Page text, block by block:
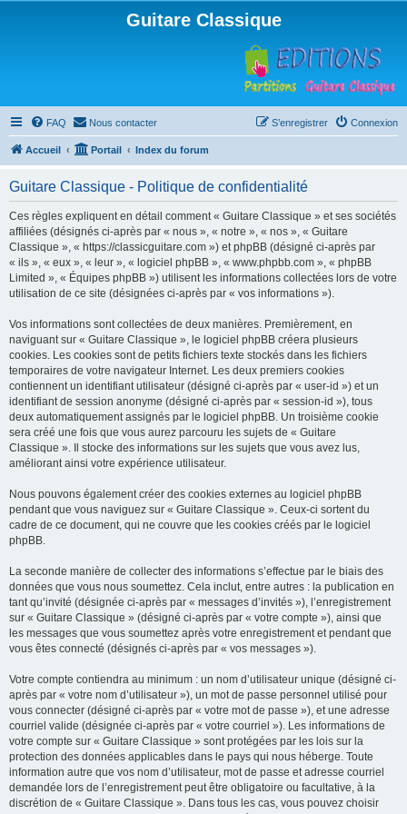
Guitare Classique
FAQ Nous contacter Connexion
S’enregistrer
Accueil Portail Index du forum
Guitare Classique - Politique de confidentialité
Ces règles expliquent en détail comment « Guitare Classique » et ses sociétés
affiliées (désignés ci-après par « nous », « notre », « nos », « Guitare
Classique », « https://classicguitare.com ») et phpBB (désigné ci-après par
« ils », « eux », « leur », « logiciel phpBB », « www.phpbb.com », « phpBB
Limited », « Équipes phpBB ») utilisent les informations collectées lors de votre
utilisation de ce site (désignées ci-après par « vos informations »).
Vos informations sont collectées de deux manières. Premièrement, en
naviguant sur « Guitare Classique », le logiciel phpBB créera plusieurs
cookies. Les cookies sont de petits fichiers texte stockés dans les fichiers
temporaires de votre navigateur Internet. Les deux premiers cookies
contiennent un identifiant utilisateur (désigné ci-après par « user-id ») et un
identifiant de session anonyme (désigné ci-après par « session-id »), tous
deux automatiquement assignés par le logiciel phpBB. Un troisième cookie
sera créé une fois que vous aurez parcouru les sujets de « Guitare
Classique ». Il stocke des informations sur les sujets que vous avez lus,
améliorant ainsi votre expérience utilisateur.
Nous pouvons également créer des cookies externes au logiciel phpBB
pendant que vous naviguez sur « Guitare Classique ». Ceux-ci sortent du
cadre de ce document, qui ne couvre que les cookies créés par le logiciel
phpBB.
La seconde manière de collecter des informations s’effectue par le biais des
données que vous nous soumettez. Cela inclut, entre autres : la publication en
tant qu’invité (désignée ci-après par « messages d’invités »), l’enregistrement
sur « Guitare Classique » (désigné ci-après par « votre compte »), ainsi que
les messages que vous soumettez après votre enregistrement et pendant que
vous êtes connecté (désignés ci-après par « vos messages »).
Votre compte contiendra au minimum : un nom d’utilisateur unique (désigné ci-
après par « votre nom d’utilisateur »), un mot de passe personnel utilisé pour
vous connecter (désigné ci-après par « votre mot de passe »), et une adresse
courriel valide (désignée ci-après par « votre courriel »). Les informations de
votre compte sur « Guitare Classique » sont protégées par les lois sur la
protection des données applicables dans le pays qui nous héberge. Toute
information autre que vos nom d’utilisateur, mot de passe et adresse courriel
demandée lors de l’enregistrement peut être obligatoire ou facultative, à la
discrétion de « Guitare Classique ». Dans tous les cas, vous pouvez choisir